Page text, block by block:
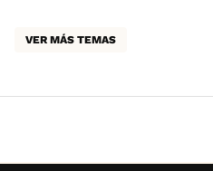
VER MÁS TEMAS